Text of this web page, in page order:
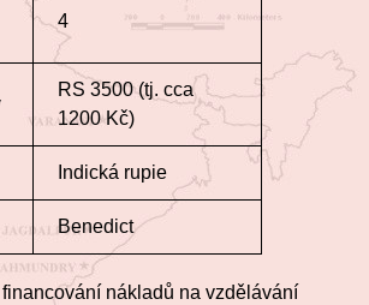
4
RS 3500 (tj. cca
1200 Kč)
Indická rupie
Benedict
nákladů na vzdělávání